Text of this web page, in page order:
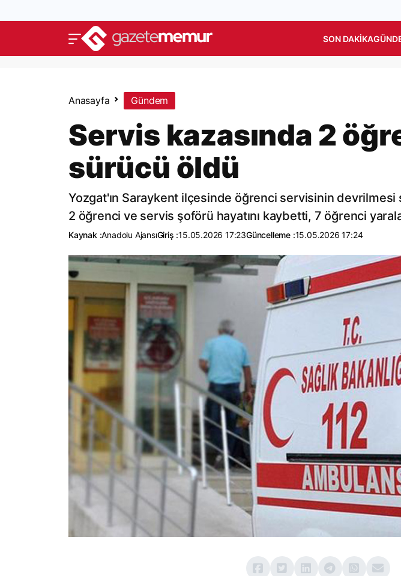
SON DAKIKA
Anasayfa Gündem
Servis kazasında 2
sürücü öldü
Yozgat'ın Saraykent ilçesinde öğrenci servisinin
2 öğrenci ve servis şoförü hayatını kaybetti, 7 öğrenci
Kaynak :Anadolu AjansıGiriş :15.05.2026 17:23Güncelleme :15.05.2026 17:24